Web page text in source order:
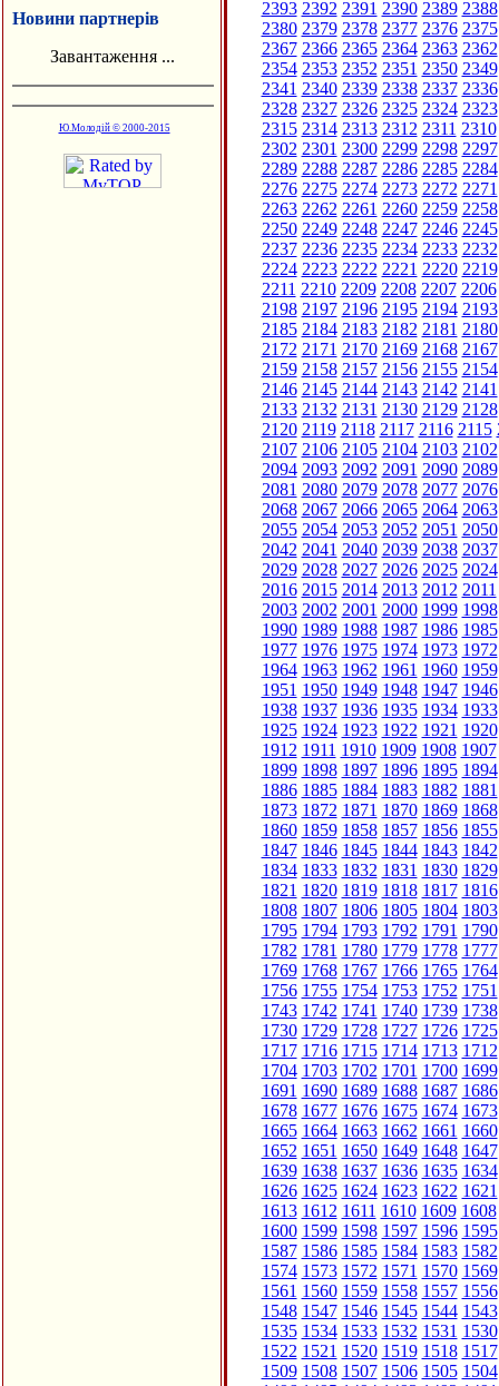
Новини партнерів
Завантаження ...
Ю.Молодій © 2000-2015
2393 2392 2391 2390 2389 2388
2380 2379 2378 2377 2376 2375
2367 2366 2365 2364 2363 2362
2354 2353 2352 2351 2350 2349
2341 2340 2339 2338 2337 2336
2328 2327 2326 2325 2324 2323
2315 2314 2313 2312 2311 2310
2302 2301 2300 2299 2298 2297
2289 2288 2287 2286 2285 2284
2276 2275 2274 2273 2272 2271
2263 2262 2261 2260 2259 2258
2250 2249 2248 2247 2246 2245
2237 2236 2235 2234 2233 2232
2224 2223 2222 2221 2220 2219
2211 2210 2209 2208 2207 2206
2198 2197 2196 2195 2194 2193
2185 2184 2183 2182 2181 2180
2172 2171 2170 2169 2168 2167
2159 2158 2157 2156 2155 2154
2146 2145 2144 2143 2142 2141
2133 2132 2131 2130 2129 2128
2120 2119 2118 2117 2116 2115
2107 2106 2105 2104 2103 2102
2094 2093 2092 2091 2090 2089
2081 2080 2079 2078 2077 2076
2068 2067 2066 2065 2064 2063
2055 2054 2053 2052 2051 2050
2042 2041 2040 2039 2038 2037
2029 2028 2027 2026 2025 2024
2016 2015 2014 2013 2012 2011
2003 2002 2001 2000 1999 1998
1990 1989 1988 1987 1986 1985
1977 1976 1975 1974 1973 1972
1964 1963 1962 1961 1960 1959
1951 1950 1949 1948 1947 1946
1938 1937 1936 1935 1934 1933
1925 1924 1923 1922 1921 1920
1912 1911 1910 1909 1908 1907
1899 1898 1897 1896 1895 1894
1886 1885 1884 1883 1882 1881
1873 1872 1871 1870 1869 1868
1860 1859 1858 1857 1856 1855
1847 1846 1845 1844 1843 1842
1834 1833 1832 1831 1830 1829
1821 1820 1819 1818 1817 1816
1808 1807 1806 1805 1804 1803
1795 1794 1793 1792 1791 1790
1782 1781 1780 1779 1778 1777
1769 1768 1767 1766 1765 1764
1756 1755 1754 1753 1752 1751
1743 1742 1741 1740 1739 1738
1730 1729 1728 1727 1726 1725
1717 1716 1715 1714 1713 1712
1704 1703 1702 1701 1700 1699
1691 1690 1689 1688 1687 1686
1678 1677 1676 1675 1674 1673
1665 1664 1663 1662 1661 1660
1652 1651 1650 1649 1648 1647
1639 1638 1637 1636 1635 1634
1626 1625 1624 1623 1622 1621
1613 1612 1611 1610 1609 1608
1600 1599 1598 1597 1596 1595
1587 1586 1585 1584 1583 1582
1574 1573 1572 1571 1570 1569
1561 1560 1559 1558 1557 1556
1548 1547 1546 1545 1544 1543
1535 1534 1533 1532 1531 1530
1522 1521 1520 1519 1518 1517
1509 1508 1507 1506 1505 1504